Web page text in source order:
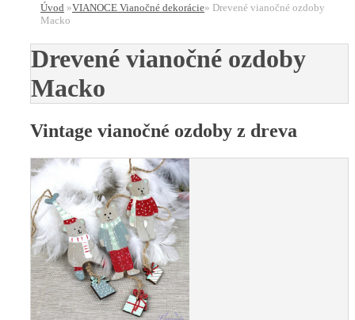
Úvod »VIANOCE Vianočné dekorácie» Drevené vianočné ozdoby
Macko
Drevené vianočné ozdoby
Macko
Vintage vianočné ozdoby z dreva